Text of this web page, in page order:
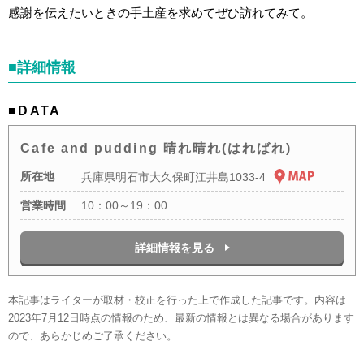
感謝を伝えたいときの手土産を求めてぜひ訪れてみて。
■詳細情報
■DATA
Cafe and pudding 晴れ晴れ(はればれ)
所在地 兵庫県明石市大久保町江井島1033-4
営業時間 10：00～19：00
詳細情報を見る
本記事はライターが取材・校正を行った上で作成した記事です。内容は
2023年7月12日時点の情報のため、最新の情報とは異なる場合があります
ので、あらかじめご了承ください。